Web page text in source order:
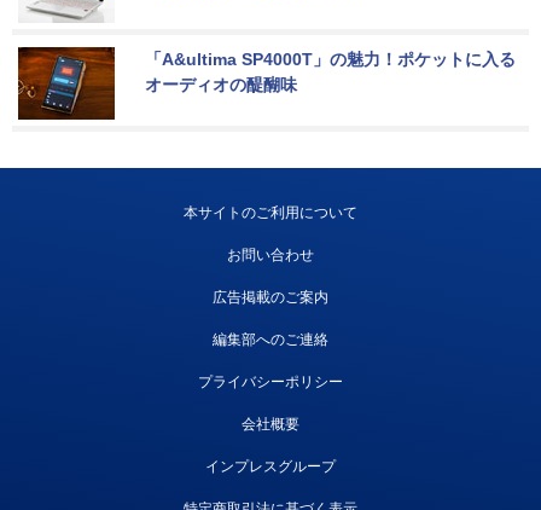
「A&ultima SP4000T」の魅力！ポケットに入る
オーディオの醍醐味
本サイトのご利用について
お問い合わせ
広告掲載のご案内
編集部へのご連絡
プライバシーポリシー
会社概要
インプレスグループ